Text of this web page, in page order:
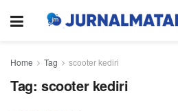
Home Tag scooter kediri
Tag: scooter kediri